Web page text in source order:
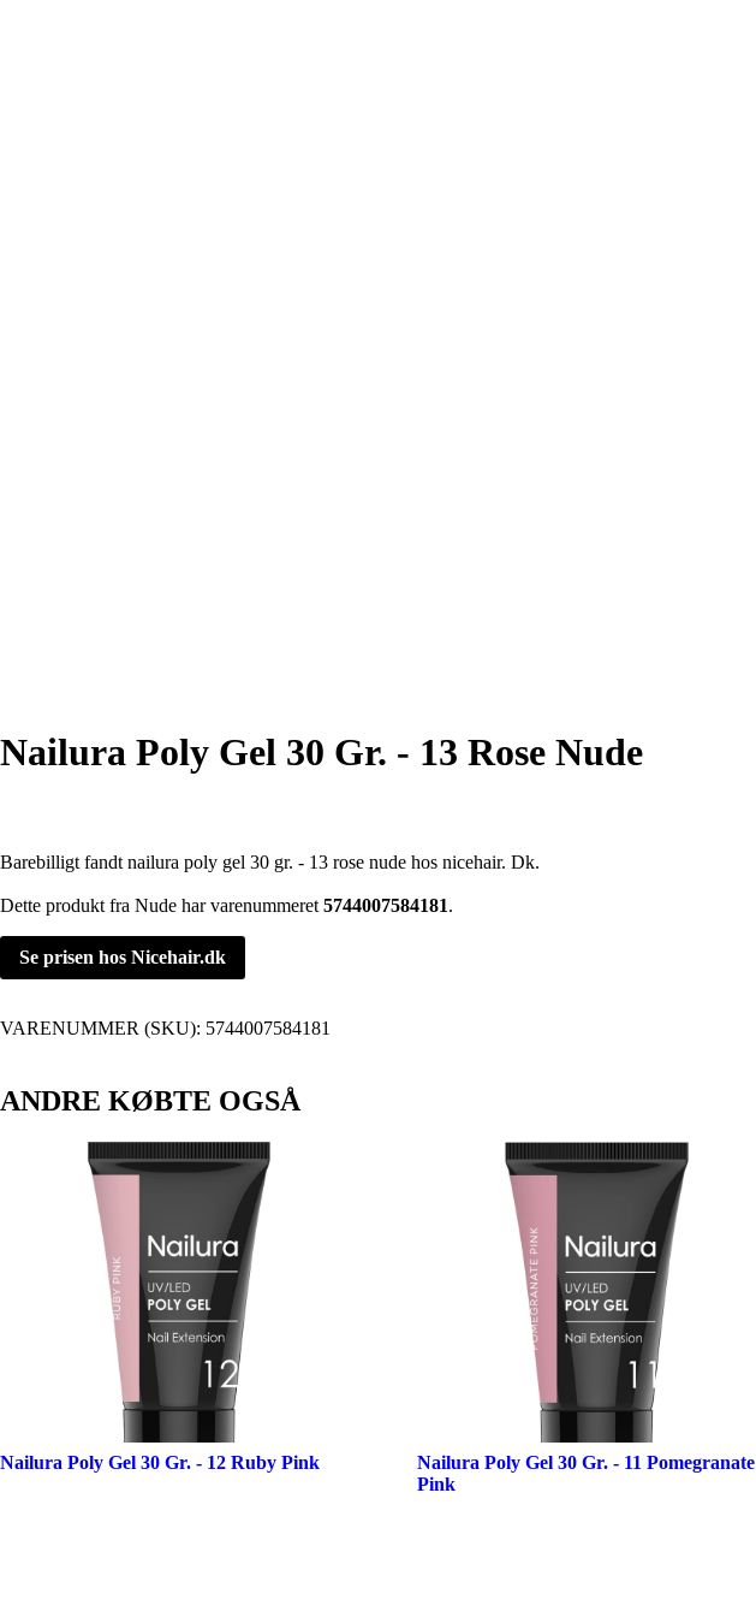
Nailura Poly Gel 30 Gr. - 13 Rose Nude
Barebilligt fandt nailura poly gel 30 gr. - 13 rose nude hos nicehair. Dk.
Dette produkt fra Nude har varenummeret 5744007584181.
Se prisen hos Nicehair.dk
VARENUMMER (SKU): 5744007584181
ANDRE KØBTE OGSÅ
Nailura Poly Gel 30 Gr. - 12 Ruby Pink
Nailura Poly Gel 30 Gr. - 11 Pomegranate
Pink